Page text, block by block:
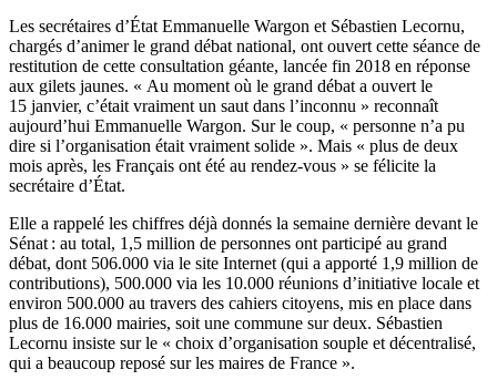
Les secrétaires d’État Emmanuelle Wargon et Sébastien Lecornu,
chargés d’animer le grand débat national, ont ouvert cette séance de
restitution de cette consultation géante, lancée fin 2018 en réponse
aux gilets jaunes. « Au moment où le grand débat a ouvert le
15 janvier, c’était vraiment un saut dans l’inconnu » reconnaît
aujourd’hui Emmanuelle Wargon. Sur le coup, « personne n’a pu
dire si l’organisation était vraiment solide ». Mais « plus de deux
mois après, les Français ont été au rendez-vous » se félicite la
secrétaire d’État.
Elle a rappelé les chiffres déjà donnés la semaine dernière devant le
Sénat : au total, 1,5 million de personnes ont participé au grand
débat, dont 506.000 via le site Internet (qui a apporté 1,9 million de
contributions), 500.000 via les 10.000 réunions d’initiative locale et
environ 500.000 au travers des cahiers citoyens, mis en place dans
plus de 16.000 mairies, soit une commune sur deux. Sébastien
Lecornu insiste sur le « choix d’organisation souple et décentralisé,
qui a beaucoup reposé sur les maires de France ».